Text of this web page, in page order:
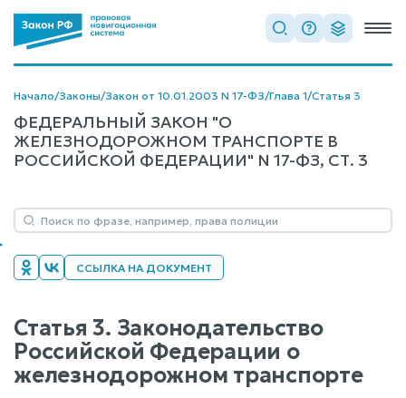
Начало/Законы/Закон от 10.01.2003 N 17-ФЗ/Глава 1/Статья 3
ФЕДЕРАЛЬНЫЙ ЗАКОН "О
ЖЕЛЕЗНОДОРОЖНОМ ТРАНСПОРТЕ В
РОССИЙСКОЙ ФЕДЕРАЦИИ" N 17-ФЗ, СТ. 3
ССЫЛКА НА ДОКУМЕНТ
Статья 3. Законодательство
Российской Федерации о
железнодорожном транспорте